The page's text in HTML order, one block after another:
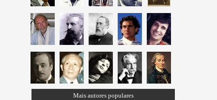
Mais autores populares